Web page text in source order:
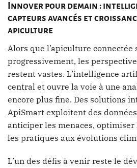
Innover pour demain :
capteurs avancés et
apiculture
Alors que l’apiculture connectée
progressivement, les
restent vastes. L’intelligence
central et ouvre la voie à une
encore plus fine. Des solutions
ApiSmart exploitent des
anticiper les menaces,
les pratiques aux évolutions
L’un des défis à venir reste le